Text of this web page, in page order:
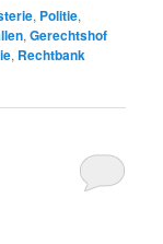
, Politie,
,Gerechtshof
, Rechtbank